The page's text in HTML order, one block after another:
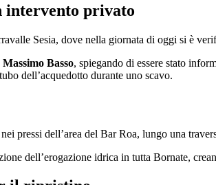
intervento privato
Sesia, dove nella giornata di oggi si è
Massimo Basso, spiegando di essere stato
dell’acquedotto durante uno scavo.
pressi dell’area del Bar Roa, lungo una
dell’erogazione idrica in tutta Bornate,